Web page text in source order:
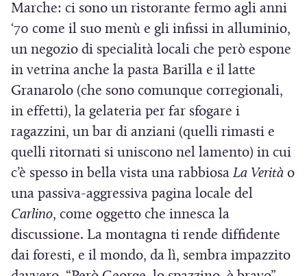
Marche: ci sono un ristorante fermo agli anni
‘70 come il suo menù e gli infissi in alluminio,
un negozio di specialità locali che però espone
in vetrina anche la pasta Barilla e il latte
Granarolo (che sono comunque corregionali,
in effetti), la gelateria per far sfogare i
ragazzini, un bar di anziani (quelli rimasti e
quelli ritornati si uniscono nel lamento) in cui
c’è spesso in bella vista una rabbiosa La Verità o
una passiva-aggressiva pagina locale del
Carlino, come oggetto che innesca la
discussione. La montagna ti rende diffidente
dai foresti, e il mondo, da lì, sembra impazzito